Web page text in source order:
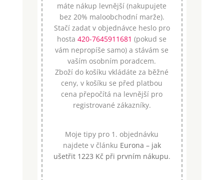
máte nákup levnější (nakupujete
bez 20% maloobchodní marže).
Stačí zadat v objednávce heslo pro
hosta420-7645911681 (pokud se
vám nepropíše samo) a stávám se
vaším osobním poradcem.
Zboží do košíku vkládáte za běžné
ceny, v košíku se před platbou
cena přepočítá na levnější pro
registrované zákazníky.
Moje tipy pro 1. objednávku
najdete v článku Eurona – jak
ušetřit 1223 Kč při prvním nákupu.